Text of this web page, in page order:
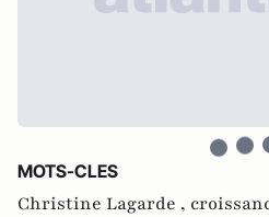
MOTS-CLES
Christine Lagarde ,